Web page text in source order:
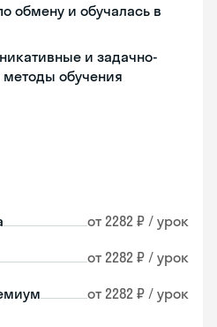
обмену и обучалась в
и задачно-
обучения
от 2282 ₽ / урок
от 2282 ₽ / урок
от 2282 ₽ / урок